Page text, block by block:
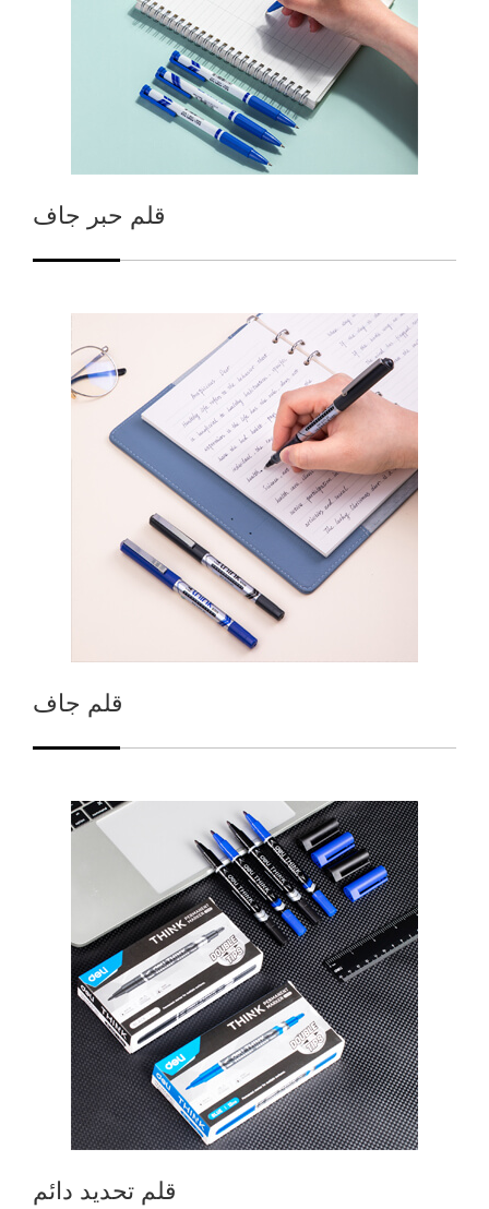
قلم حبر جاف
قلم جاف
قلم تحديد دائم